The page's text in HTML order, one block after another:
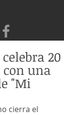
20
una
"Mi
cierra el